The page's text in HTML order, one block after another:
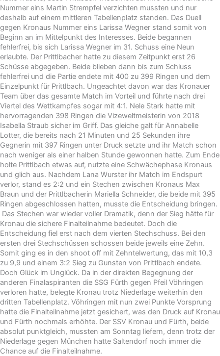
Nummer eins Martin Strempfel verzichten mussten und nur
deshalb auf einem mittleren Tabellenplatz standen. Das Duell
gegen Kronaus Nummer eins Larissa Wegner stand somit von
Beginn an im Mittelpunkt des Interesses. Beide begannen
fehlerfrei, bis sich Larissa Wegner im 31. Schuss eine Neun
erlaubte. Der Prittlbacher hatte zu diesem Zeitpunkt erst 26
Schüsse abgegeben. Beide blieben dann bis zum Schluss
fehlerfrei und die Partie endete mit 400 zu 399 Ringen und dem
Einzelpunkt für Prittlbach. Ungeachtet davon war das Kronauer
Team über das gesamte Match im Vorteil und führte nach drei
Viertel des Wettkampfes sogar mit 4:1. Nele Stark hatte mit
hervorragenden 398 Ringen die Vizeweltmeisterin von 2018
Isabella Straub sicher im Griff. Das gleiche galt für Annabelle
Lotter, die bereits nach 21 Minuten und 25 Sekunden ihre
Gegnerin mit 397 Ringen unter Druck setzte und ihr Match schon
nach weniger als einer halben Stunde gewonnen hatte. Zum Ende
holte Prittlbach etwas auf, nutzte eine Schwächephase Kronaus
und glich aus. Nachdem Lana Wurster ihr Match im Endspurt
verlor, stand es 2:2 und ein Stechen zwischen Kronaus Max
Braun und der Prittlbacherin Mariella Schneider, die beide mit 395
Ringen abgeschlossen hatten, musste die Entscheidung bringen.
Das Stechen war wieder voller Dramatik, denn der Sieg hätte für
Kronau die sichere Finalteilnahme bedeutet. Doch die
Entscheidung fiel erst nach dem vierten Stechschuss. Bei den
ersten drei Stechschüssen schossen beide jeweils eine Zehn.
Somit ging es in den shoot off mit Zehntelwertung, das mit 10,3
zu 9,9 und einem 3:2 Sieg zu Gunsten von Prittlbach endete.
Doch Glück im Unglück. Da in der direkten Begegnung der
anderen Finalaspiranten die SSG Fürth gegen Pfeil Vöhringen
verloren hatte, belegte Kronau trotz Niederlage weiterhin den
dritten Tabellenplatz. Vöhringen mit nun zwei Punkte Vorsprung
hatte die Finalteilnahme jetzt gesichert, was den Druck auf Kronau
und Fürth nochmals erhöhte. Der SSV Kronau und Fürth, beide
absolut punktgleich, mussten am Sonntag liefern, denn trotz der
Niederlage gegen München hatte Saltendorf noch immer die
Chance auf die Finalteilnahme.